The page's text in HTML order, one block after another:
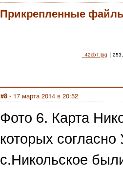
Прикрепленные
_42cb1.jpg |
#8 - 17 марта 2014 в 20:52
Фото 6. Карта
которых
с.Никольское